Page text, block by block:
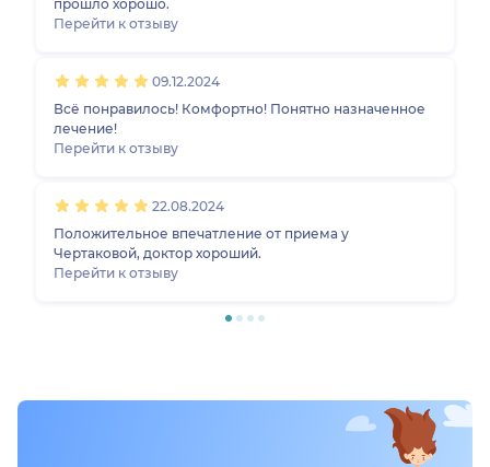
прошло хорошо.
Перейти к отзыву
09.12.2024
Всё понравилось! Комфортно! Понятно назначенное
лечение!
Перейти к отзыву
22.08.2024
Положительное впечатление от приема у
Чертаковой, доктор хороший.
Перейти к отзыву